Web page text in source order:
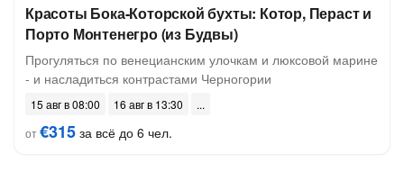
Красоты Бока-Которской бухты: Котор, Пераст и
Порто Монтенегро (из Будвы)
Прогуляться по венецианским улочкам и люксовой марине
- и насладиться контрастами Черногории
15 авг в 08:00
16 авг в 13:30
от€315 за всё до 6 чел.